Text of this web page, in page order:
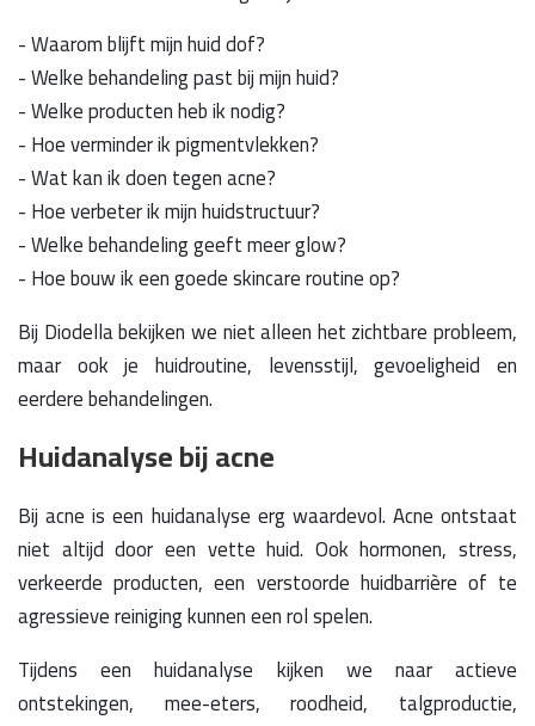
- Waarom blijft mijn huid dof?
- Welke behandeling past bij mijn huid?
- Welke producten heb ik nodig?
- Hoe verminder ik pigmentvlekken?
- Wat kan ik doen tegen acne?
- Hoe verbeter ik mijn huidstructuur?
- Welke behandeling geeft meer glow?
- Hoe bouw ik een goede skincare routine op?
Bij Diodella bekijken we niet alleen het zichtbare probleem,
maar ook je huidroutine, levensstijl, gevoeligheid en
eerdere behandelingen.
Huidanalyse bij acne
Bij acne is een huidanalyse erg waardevol. Acne ontstaat
niet altijd door een vette huid. Ook hormonen, stress,
verkeerde producten, een verstoorde huidbarrière of te
agressieve reiniging kunnen een rol spelen.
Tijdens een huidanalyse kijken we naar actieve
ontstekingen, mee-eters, roodheid, talgproductie,